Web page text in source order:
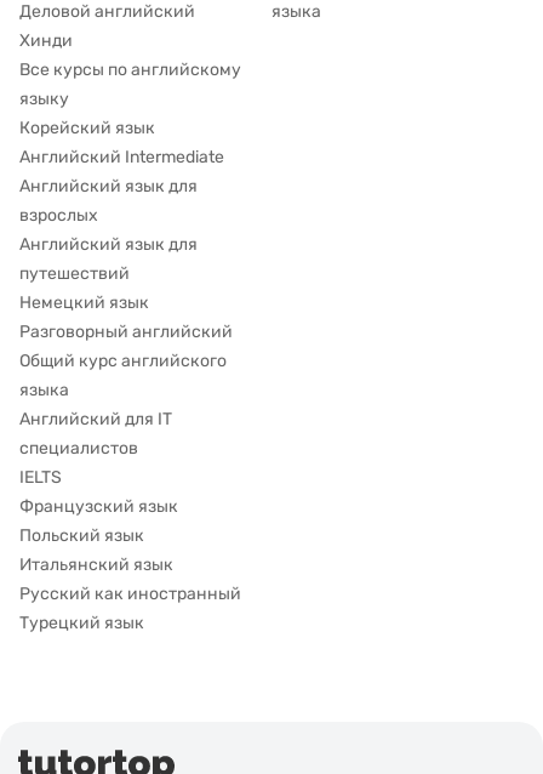
Деловой английский
Хинди
Все курсы по английскому
языку
Корейский язык
Английский Intermediate
Английский язык для
взрослых
Английский язык для
путешествий
Немецкий язык
Разговорный английский
Общий курс английского
языка
Английский для IT
специалистов
IELTS
Французский язык
Польский язык
Итальянский язык
Русский как иностранный
Турецкий язык
языка